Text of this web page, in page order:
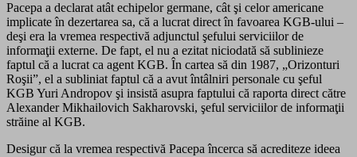
Pacepa a declarat atât echipelor germane, cât şi celor americane
implicate în dezertarea sa, că a lucrat direct în favoarea KGB-ului –
deşi era la vremea respectivă adjunctul şefului serviciilor de
informaţii externe. De fapt, el nu a ezitat niciodată să sublinieze
faptul că a lucrat ca agent KGB. În cartea să din 1987, „Orizonturi
Roşii”, el a subliniat faptul că a avut întâlniri personale cu şeful
KGB Yuri Andropov şi insistă asupra faptului că raporta direct către
Alexander Mikhailovich Sakharovski, şeful serviciilor de informaţii
străine al KGB.
Desigur că la vremea respectivă Pacepa încerca să acrediteze ideea